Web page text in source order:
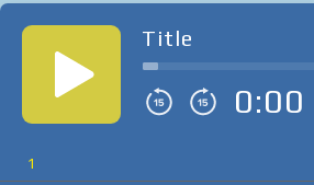
Title
0:00
1